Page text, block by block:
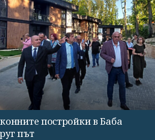
постройки в Баба
път